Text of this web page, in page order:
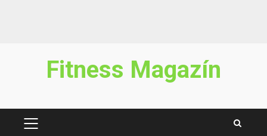
Fitness Magazín
PRIMARY